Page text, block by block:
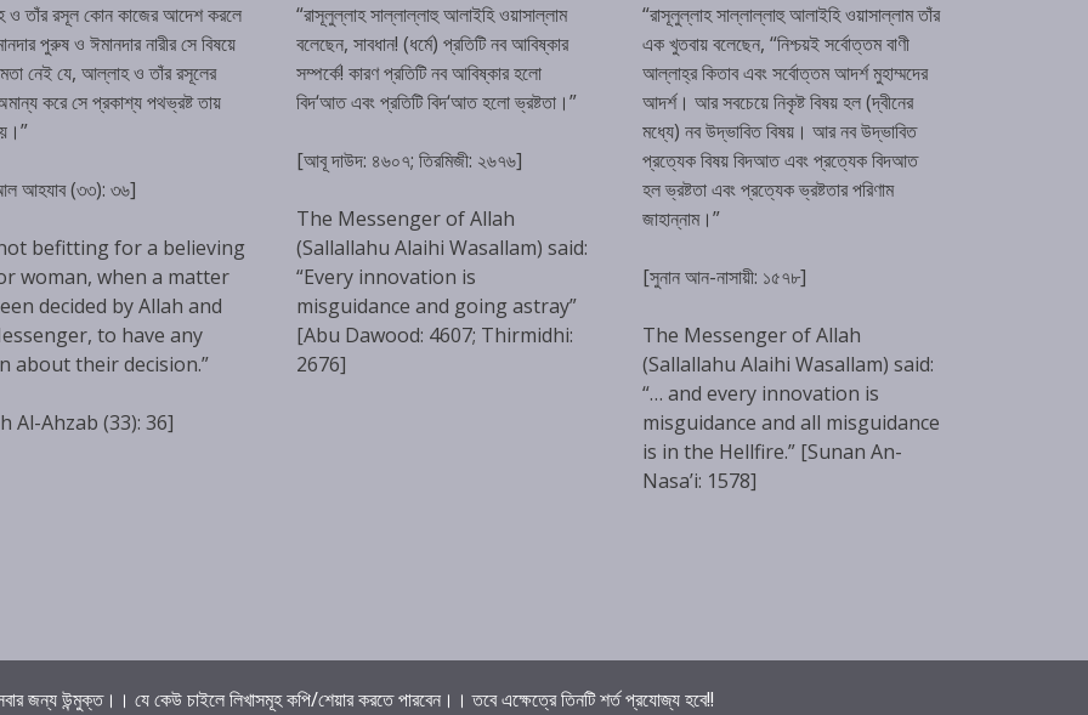
ও তাঁর রসূল কোন কাজের আদেশ করলে
পুরুষ ও ঈমানদার নারীর সে বিষয়ে
নেই যে, আল্লাহ ও তাঁর রসূলের
করে সে প্রকাশ্য পথভ্রষ্ট তায়
আহযাব (৩৩): ৩৬]
befitting for a believing
woman, when a matter
decided by Allah and
to have any
about their decision.”
Al-Ahzab (33): 36]
“রাসূলুল্লাহ সাল্লাল্লাহু আলাইহি ওয়াসাল্লাম
বলেছেন, সাবধান! (ধর্মে) প্রতিটি নব আবিষ্কার
সম্পর্কে! কারণ প্রতিটি নব আবিষ্কার হলো
বিদ‘আত এবং প্রতিটি বিদ‘আত হলো ভ্রষ্টতা।”
[আবূ দাউদ: ৪৬০৭; তিরমিজী: ২৬৭৬]
The Messenger of Allah
(Sallallahu Alaihi Wasallam) said:
“Every innovation is
misguidance and going astray”
[Abu Dawood: 4607; Thirmidhi:
2676]
“রাসূলুল্লাহ সাল্লাল্লাহু আলাইহি ওয়াসাল্লাম তাঁর
এক খুতবায় বলেছেন, “নিশ্চয়ই সর্বোত্তম বাণী
আল্লাহ্‌র কিতাব এবং সর্বোত্তম আদর্শ মুহাম্মদের
আদর্শ। আর সবচেয়ে নিকৃষ্ট বিষয় হল (দ্বীনের
মধ্যে) নব উদ্ভাবিত বিষয়। আর নব উদ্ভাবিত
প্রত্যেক বিষয় বিদআত এবং প্রত্যেক বিদআত
হল ভ্রষ্টতা এবং প্রত্যেক ভ্রষ্টতার পরিণাম
জাহান্নাম।”
[সুনান আন-নাসায়ী: ১৫৭৮]
The Messenger of Allah
(Sallallahu Alaihi Wasallam) said:
“… and every innovation is
misguidance and all misguidance
is in the Hellfire.” [Sunan An-
Nasa’i: 1578]
জন্য উন্মুক্ত।। যে কেউ চাইলে লিখাসমূহ কপি/শেয়ার করতে পারবেন।। তবে এক্ষেত্রে তিনটি শর্ত প্রযোজ্য হবে!!